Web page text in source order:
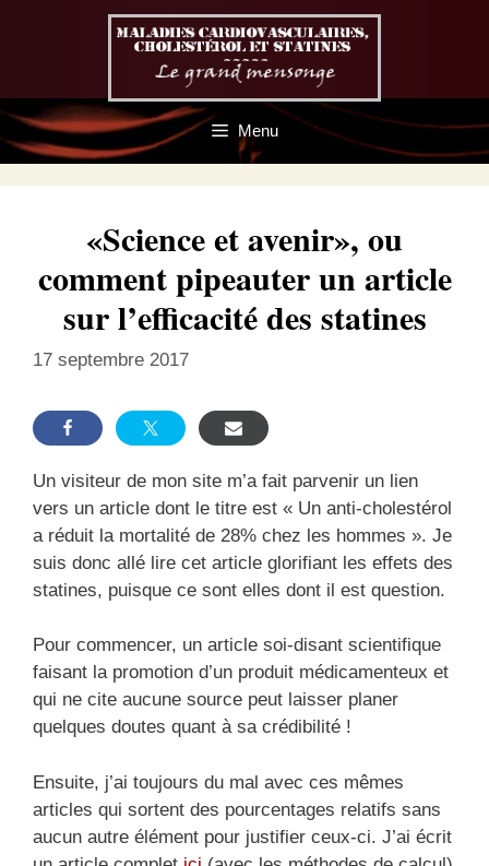
Menu
«Science et avenir», ou
comment pipeauter un article
sur l’efficacité des statines
17 septembre 2017
Un visiteur de mon site m’a fait parvenir un lien
vers un article dont le titre est « Un anti-cholestérol
a réduit la mortalité de 28% chez les hommes ». Je
suis donc allé lire cet article glorifiant les effets des
statines, puisque ce sont elles dont il est question.
Pour commencer, un article soi-disant scientifique
faisant la promotion d’un produit médicamenteux et
qui ne cite aucune source peut laisser planer
quelques doutes quant à sa crédibilité !
Ensuite, j’ai toujours du mal avec ces mêmes
articles qui sortent des pourcentages relatifs sans
aucun autre élément pour justifier ceux-ci. J’ai écrit